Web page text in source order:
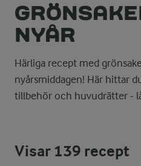
NYÅR
Härliga recept med
nyårsmiddagen! Här hittar
tillbehör och huvudrätter -
Visar139 recept